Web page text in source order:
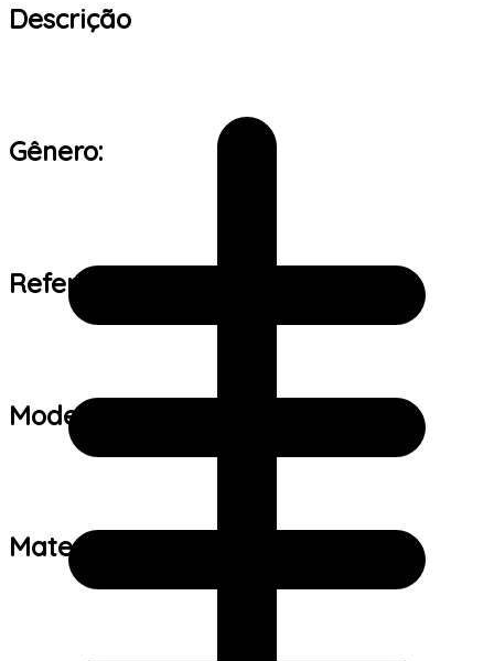
Descrição
Gênero:
Referência de tamanho:
Modelo:
Material: